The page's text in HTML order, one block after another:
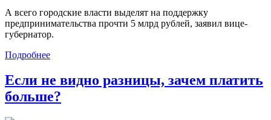
А всего городские власти выделят на поддержку
предпринимательства прочти 5 млрд рублей, заявил вице-
губернатор.
Подробнее
Если не видно разницы, зачем платить
больше?